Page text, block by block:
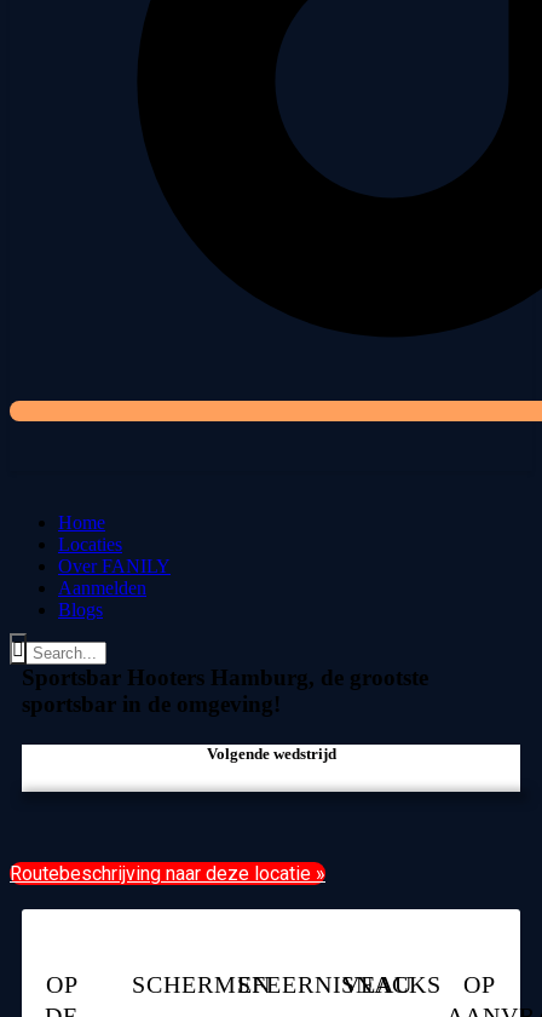
Home
Locaties
Over FANILY
Aanmelden
Blogs
Sportsbar Hooters Hamburg, de grootste
sportsbar in de omgeving!
Volgende wedstrijd
Routebeschrijving naar deze locatie »
OP
SCHERMENSFEERNIVEAU
SNACKS
OP